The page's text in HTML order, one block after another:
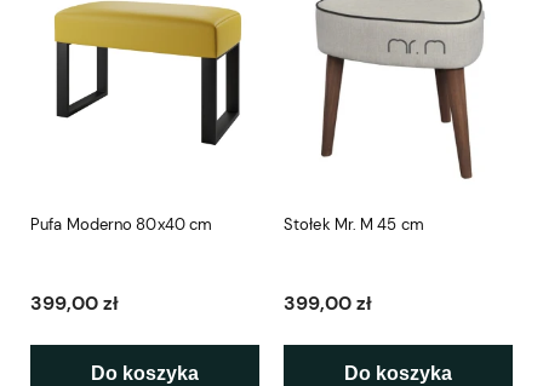
Pufa Moderno 80x40 cm
399,00 zł
Do koszyka
Stołek Mr. M 45 cm
399,00 zł
Do koszyka